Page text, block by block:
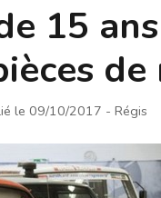
15
de
le 09/10/2017 - Régis